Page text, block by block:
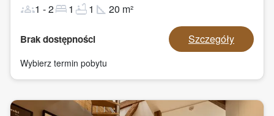
groups1 -2bed1 bathtub1 square_foot 20 m²
Brak dostępności Szczegóły
Wybierz termin pobytu